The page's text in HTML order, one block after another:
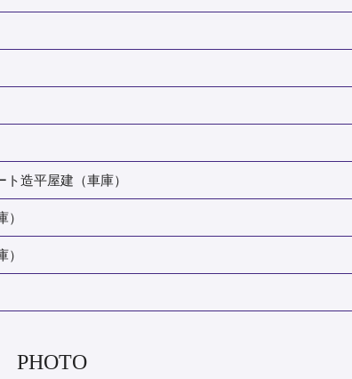
造平屋建（車庫）
）
）
PHOTO